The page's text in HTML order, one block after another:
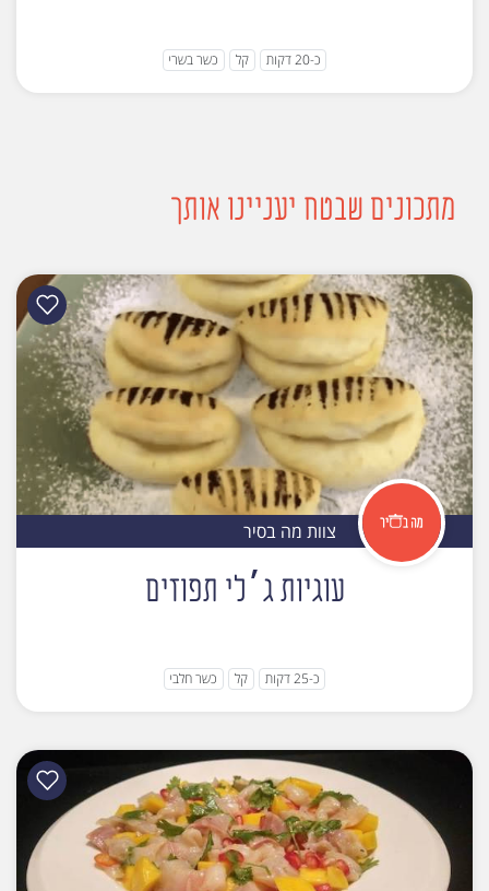
כ-20 דקות קל כשר בשרי
מתכונים שבטח יעניינו אותך
צוות מה בסיר
עוגיות ג׳לי תפוזים
כ-25 דקות קל כשר חלבי